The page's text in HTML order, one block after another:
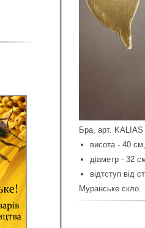
Бра, арт.
висота - 40 cм,
діаметр - 32
відтступ від
Муранське скло.